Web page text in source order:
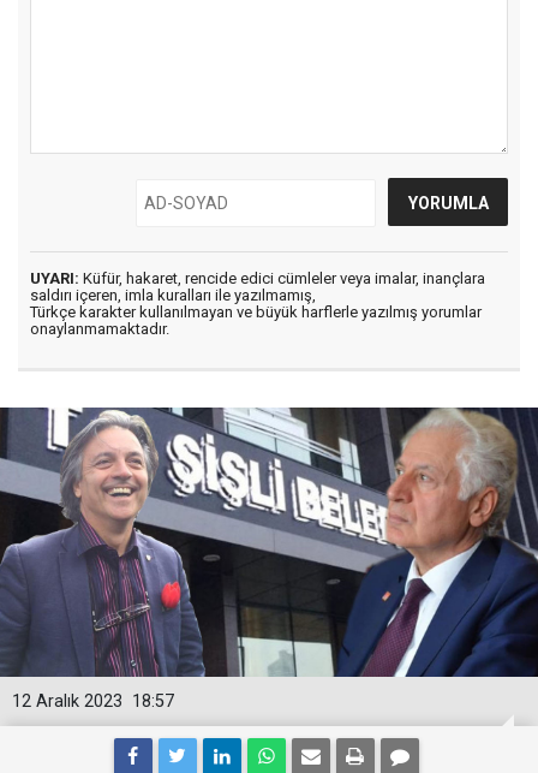
UYARI: Küfür, hakaret, rencide edici cümleler veya imalar, inançlara
saldırı içeren, imla kuralları ile yazılmamış,
Türkçe karakter kullanılmayan ve büyük harflerle yazılmış yorumlar
onaylanmamaktadır.
18:57
12 Aralık 2023